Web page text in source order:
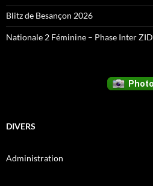
Blitz de Besançon 2026
Nationale 2 Féminine – Phase Inter ZID
DIVERS
Administration